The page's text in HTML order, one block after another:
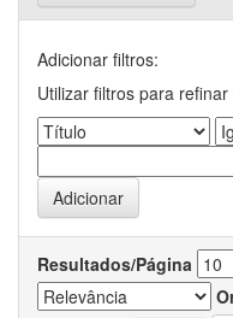
Adicionar filtros:
Utilizar filtros para
Resultados/Página